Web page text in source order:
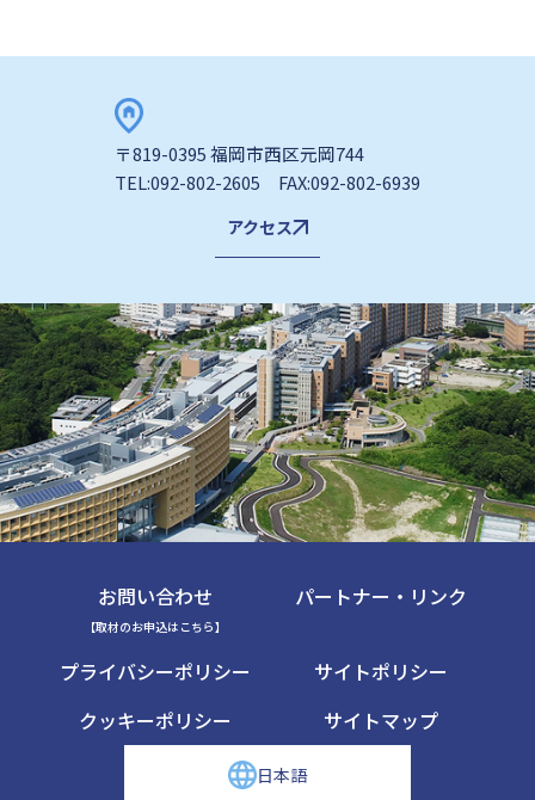
〒819-0395 福岡市西区元岡744
TEL:092-802-2605 FAX:092-802-6939
アクセス
お問い合わせ
【取材のお申込はこちら】
パートナー・リンク
プライバシーポリシー
サイトポリシー
クッキーポリシー
サイトマップ
日本語